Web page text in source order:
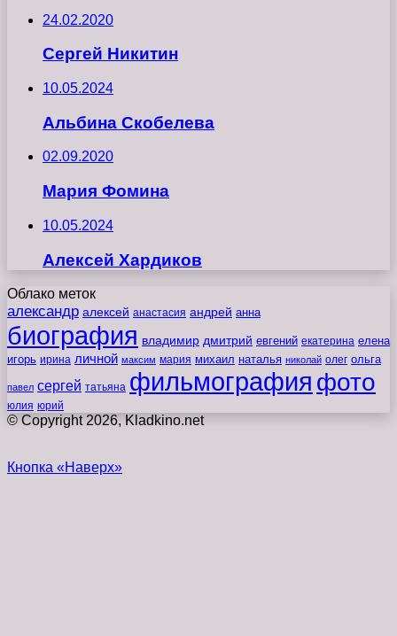
24.02.2020
Сергей Никитин
10.05.2024
Альбина Скобелева
02.09.2020
Мария Фомина
10.05.2024
Алексей Хардиков
Облако меток
александр алексей анастасия андрей анна
биография владимир дмитрий евгений екатерина елена
игорь ирина личной максим мария михаил наталья николай олег ольга
павел сергей татьяна фильмография фото
юлия юрий
© Copyright 2026, Kladkino.net
Кнопка «Наверх»